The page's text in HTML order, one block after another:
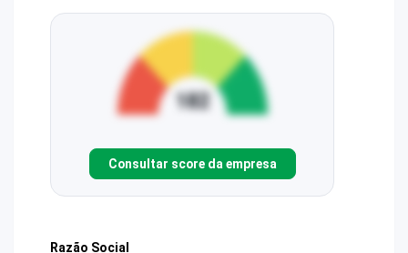
Consultar score da empresa
Razão Social